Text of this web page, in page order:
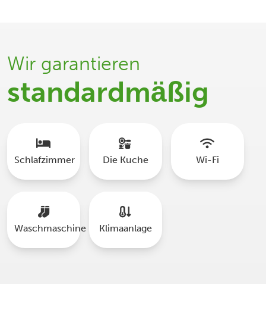
Wir garantieren
standardmäßig
Schlafzimmer Die Kuche Wi-Fi
Waschmaschine Klimaanlage